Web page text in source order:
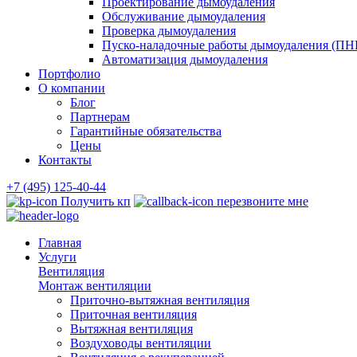
Обслуживание дымоудаления
Проверка дымоудаления
Пуско-наладочные работы дымоудаления
Автоматизация дымоудаления
Портфолио
О компании
Блог
Партнерам
Гарантийные обязательства
Цены
Контакты
+7 (495) 125-40-44
Получить кп
перезвоните мне
Главная
Услуги
Вентиляция
Монтаж вентиляции
Приточно-вытяжная вентиляция
Приточная вентиляция
Вытяжная вентиляция
Воздуховоды вентиляции